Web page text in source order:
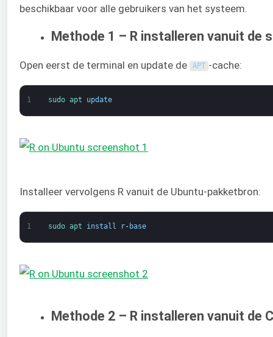
beschikbaar voor alle gebruikers van het systeem.
Methode 1 – R installeren vanuit de
Open eerst de terminal en update de APT -cache:
1 sudo apt update
Installeer vervolgens R vanuit de Ubuntu-pakketbron:
1 sudo apt install r- base
Methode 2 – R installeren vanuit de